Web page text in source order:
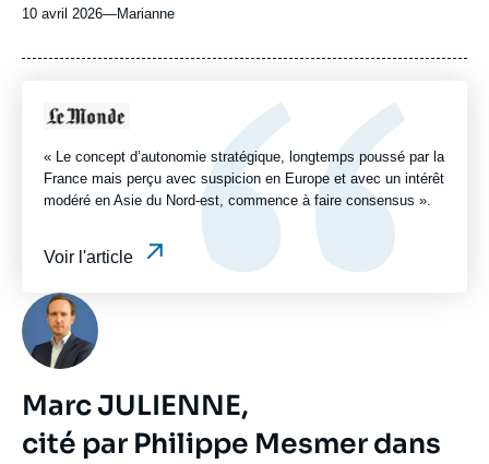
10 avril 2026—Nom
journal,
émission
Marianne
Logo
« Le concept d’autonomie stratégique, longtemps poussé par la
France mais perçu avec suspicion en Europe et avec un intérêt
modéré en Asie du Nord-est, commence à faire consensus ».
Voir l'article
Photo
Marc JULIENNE,
cité par Philippe Mesmer dans